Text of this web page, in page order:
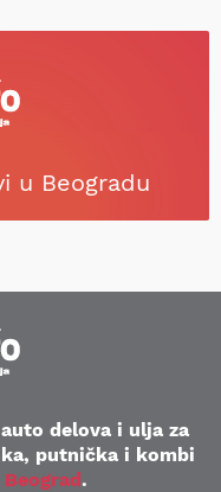
u Beogradu
delova i ulja za
putnička i kombi
.